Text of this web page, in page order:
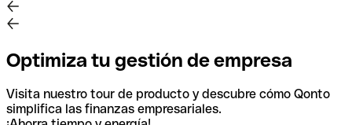
Optimiza tu gestión de empresa
Visita nuestro tour de producto y descubre cómo Qonto
simplifica las finanzas empresariales.